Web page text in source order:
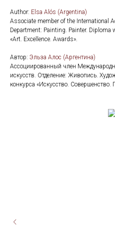
Author: Elsa Alós (Argentina)
Associate member of the International
Department: Painting. Painter.
«Art. Excellence. Awards».
Автор: Эльза Алос (Аргентина)
Ассоциированный член
искусств. Отделение: Живопись.
конкурса «Искусство. Совершенство.